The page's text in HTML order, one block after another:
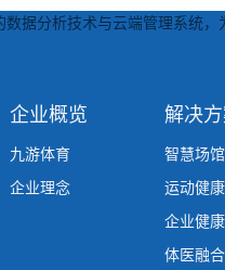
据分析技术与云端管理系统
企业概览
九游体育
企业理念
解决
智慧场
运动健
企业健
体医融合